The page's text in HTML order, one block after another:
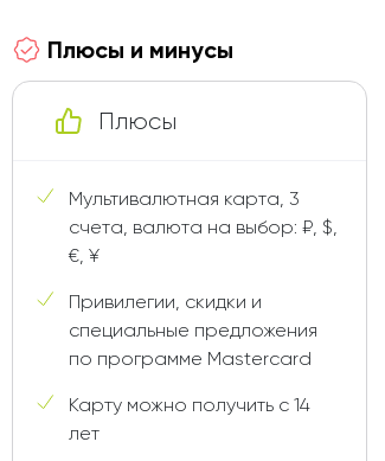
Плюсы и минусы
Плюсы
Мультивалютная карта, 3
счета, валюта на выбор: ₽, $,
€, ¥
Привилегии, скидки и
специальные предложения
по программе Mastercard
Карту можно получить с 14
лет